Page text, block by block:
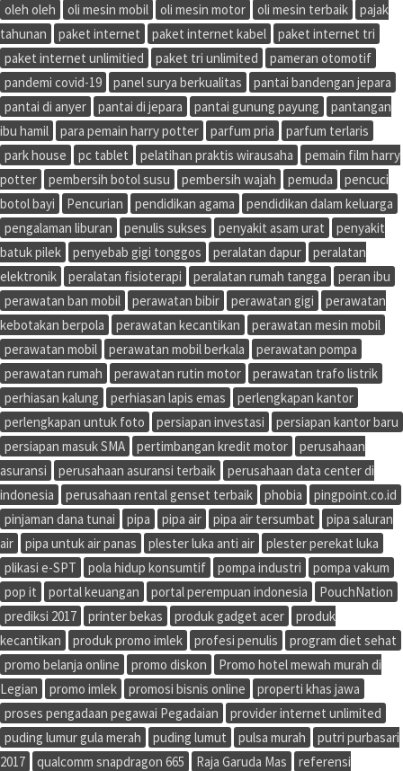
oleh oleh
oli mesin mobil oli mesin motor oli mesin terbaik
pajak
tahunan
paket internet paket internet kabel
paket internet tri
paket internet unlimitied
paket tri unlimited
pameran otomotif
pandemi covid-19
panel surya berkualitas
pantai bandengan jepara
pantai di anyer
pantai di jepara pantai gunung payung
pantangan
ibu hamil
para pemain harry potter parfum pria
parfum terlaris
park house
pc tablet pelatihan praktis wirausaha
pemain film harry
potter
pembersih botol susu pembersih wajah pemuda
pencuci
botol bayi
Pencurian pendidikan agama
pendidikan dalam keluarga
pengalaman liburan
penulis sukses penyakit asam urat
penyakit
batuk pilek
penyebab gigi tonggos peralatan dapur
peralatan
elektronik
peralatan fisioterapi peralatan rumah tangga
peran ibu
perawatan ban mobil
perawatan bibir perawatan gigi
perawatan
kebotakan berpola
perawatan kecantikan
perawatan mesin mobil
perawatan mobil
perawatan mobil berkala
perawatan pompa
perawatan rumah
perawatan rutin motor
perawatan trafo listrik
perhiasan kalung
perhiasan lapis emas
perlengkapan kantor
perlengkapan untuk foto
persiapan investasi
persiapan kantor baru
persiapan masuk SMA
pertimbangan kredit motor
perusahaan
asuransi
perusahaan asuransi terbaik
perusahaan data center di
indonesia
perusahaan rental genset terbaik phobia
pingpoint.co.id
pinjaman dana tunai
pipa pipa air pipa air tersumbat
pipa saluran
air
pipa untuk air panas plester luka anti air
plester perekat luka
plikasi e-SPT
pola hidup konsumtif pompa industri
pompa vakum
pop it
portal keuangan portal perempuan indonesia
PouchNation
prediksi 2017
printer bekas produk gadget acer
produk
kecantikan
produk promo imlek profesi penulis
program diet sehat
promo belanja online
promo diskon
Promo hotel mewah murah di
Legian
promo imlek promosi bisnis online
properti khas jawa
proses pengadaan pegawai Pegadaian
provider internet unlimited
puding lumur gula merah
puding lumut pulsa murah
putri purbasari
2017
qualcomm snapdragon 665 Raja Garuda Mas
referensi